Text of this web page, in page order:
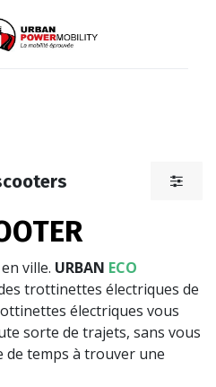
ville. URBAN ECO​
trottinettes électriques de
électriques vous
sorte de trajets, sans vous
de temps à trouver une